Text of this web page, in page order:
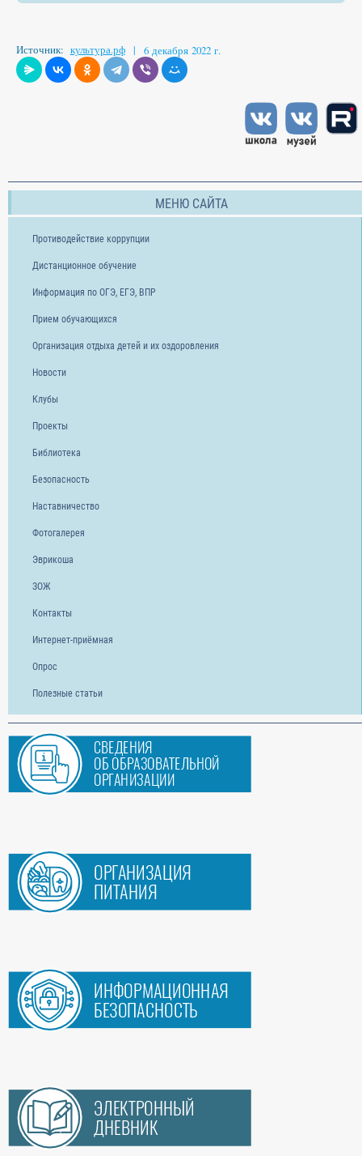
Источник: культура.рф | 6 декабря 2022 г.
МЕНЮ САЙТА
Противодействие коррупции
Дистанционное обучение
Информация по ОГЭ, ЕГЭ, ВПР
Прием обучающихся
Организация отдыха детей и их оздоровления
Новости
Клубы
Проекты
Библиотека
Безопасность
Наставничество
Фотогалерея
Эврикоша
ЗОЖ
Контакты
Интернет-приёмная
Опрос
Полезные статьи